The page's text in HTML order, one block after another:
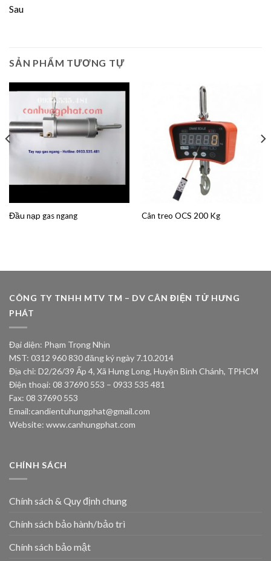
Sau
SẢN PHẨM TƯƠNG TỰ
Đầu nạp gas ngang Cân treo OCS 200 Kg
CÔNG TY TNHH MTV TM – DV CÂN ĐIỆN TỬ HƯNG
PHÁT
Đại diện: Phạm Trọng Nhịn
MST: 0312 960 830 đăng ký ngày 7.10.2014
Địa chỉ: D2/26/39 Ấp 4, Xã Hưng Long, Huyện Bình Chánh, TPHCM
Điện thoại: 08 37690 553 – 0933 535 481
Fax: 08 37690 553
Email:candientuhungphat@gmail.com
Website: www.canhungphat.com
CHÍNH SÁCH
Chính sách & Quy định chung
Chính sách bảo hành/bảo trì
Chính sách bảo mật